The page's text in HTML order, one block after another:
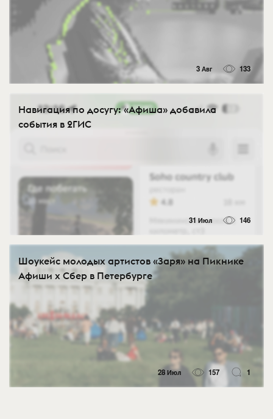
3 Авг 133
Навигация по досугу: «Афиша» добавила
события в 2ГИС
31 Июл 146
Шоукейс молодых артистов «Заря» на Пикнике
Афиши x Сбер в Петербурге
28 Июл 157 1